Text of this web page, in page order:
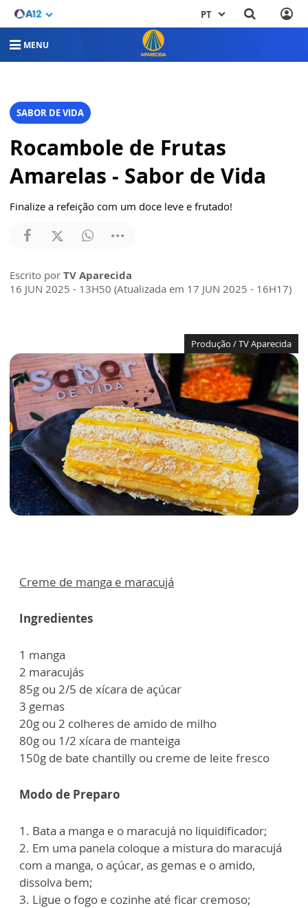
PT
MENU
SABOR DE VIDA
Rocambole de Frutas
Amarelas - Sabor de Vida
Finalize a refeição com um doce leve e frutado!
Escrito por TV Aparecida
16 JUN 2025 - 13H50 (Atualizada em 17 JUN 2025 - 16H17)
Produção / TV Aparecida
Creme de manga e maracujá
Ingredientes
1 manga
2 maracujás
85g ou 2/5 de xícara de açúcar
3 gemas
20g ou 2 colheres de amido de milho
80g ou 1/2 xícara de manteiga
150g de bate chantilly ou creme de leite fresco
Modo de Preparo
1. Bata a manga e o maracujá no liquidificador;
2. Em uma panela coloque a mistura do maracujá
com a manga, o açúcar, as gemas e o amido,
dissolva bem;
3. Ligue o fogo e cozinhe até ficar cremoso;